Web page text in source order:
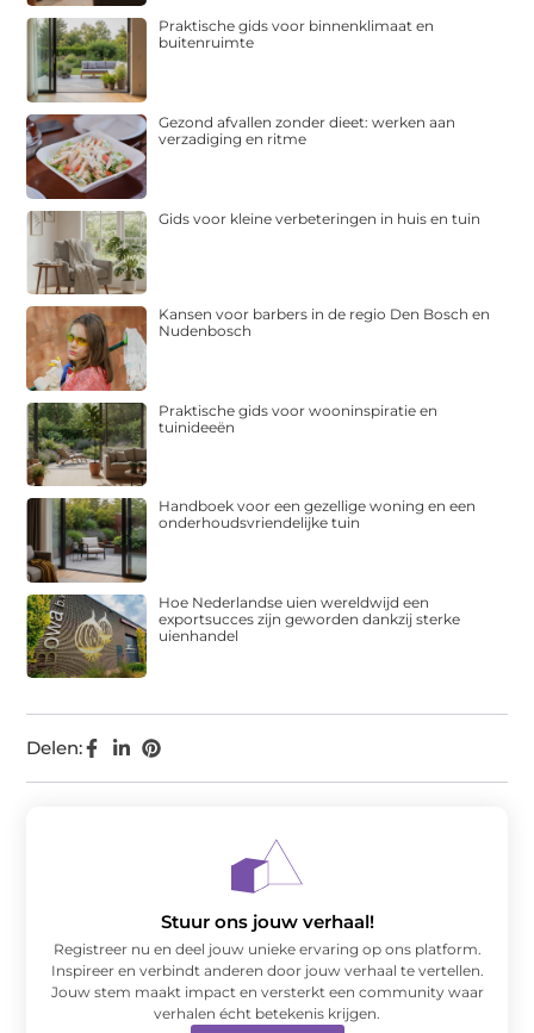
Delen:
Praktische gids voor binnenklimaat en
buitenruimte
Gezond afvallen zonder dieet: werken aan
verzadiging en ritme
Gids voor kleine verbeteringen in huis en tuin
Kansen voor barbers in de regio Den Bosch en
Nudenbosch
Praktische gids voor wooninspiratie en
tuinideeën
Handboek voor een gezellige woning en een
onderhoudsvriendelijke tuin
Hoe Nederlandse uien wereldwijd een
exportsucces zijn geworden dankzij sterke
uienhandel
Stuur ons jouw verhaal!
Registreer nu en deel jouw unieke ervaring op ons platform.
Inspireer en verbindt anderen door jouw verhaal te vertellen.
Jouw stem maakt impact en versterkt een community waar
verhalen écht betekenis krijgen.